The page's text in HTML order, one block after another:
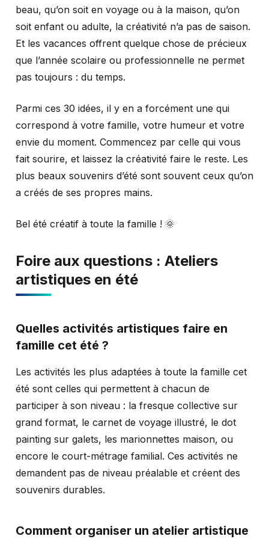
beau, qu’on soit en voyage ou à la maison, qu’on
soit enfant ou adulte, la créativité n’a pas de saison.
Et les vacances offrent quelque chose de précieux
que l’année scolaire ou professionnelle ne permet
pas toujours : du temps.
Parmi ces 30 idées, il y en a forcément une qui
correspond à votre famille, votre humeur et votre
envie du moment. Commencez par celle qui vous
fait sourire, et laissez la créativité faire le reste. Les
plus beaux souvenirs d’été sont souvent ceux qu’on
a créés de ses propres mains.
Bel été créatif à toute la famille ! 🌞
Foire aux questions : Ateliers
artistiques en été
Quelles activités artistiques faire en
famille cet été ?
Les activités les plus adaptées à toute la famille cet
été sont celles qui permettent à chacun de
participer à son niveau : la fresque collective sur
grand format, le carnet de voyage illustré, le dot
painting sur galets, les marionnettes maison, ou
encore le court-métrage familial. Ces activités ne
demandent pas de niveau préalable et créent des
souvenirs durables.
Comment organiser un atelier artistique